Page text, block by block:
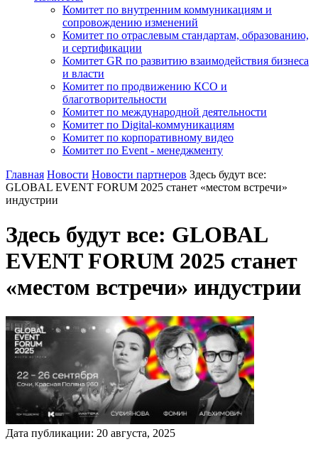
Комитет по внутренним коммуникациям и
сопровождению изменений
Комитет по отраслевым стандартам, образованию,
и сертификации
Комитет GR по развитию взаимодействия бизнеса
и власти
Комитет по продвижению КСО и
благотворительности
Комитет по международной деятельности
Комитет по Digital-коммуникациям
Комитет по корпоративному видео
Комитет по Event - менеджменту
Главная Новости Новости партнеров Здесь будут все:
GLOBAL EVENT FORUM 2025 станет «местом встречи»
индустрии
Здесь будут все: GLOBAL
EVENT FORUM 2025 станет
«местом встречи» индустрии
Дата публикации: 20 августа, 2025